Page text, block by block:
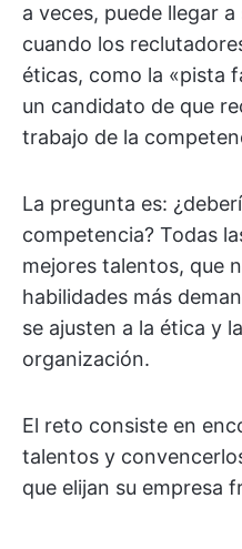
a veces, puede llegar
cuando los
éticas, como la «pista
un candidato de que
trabajo de la
La pregunta es:
competencia? Todas
mejores talentos, que
habilidades más
se ajusten a la ética y
organización.
El reto consiste en
talentos y
que elijan su empresa